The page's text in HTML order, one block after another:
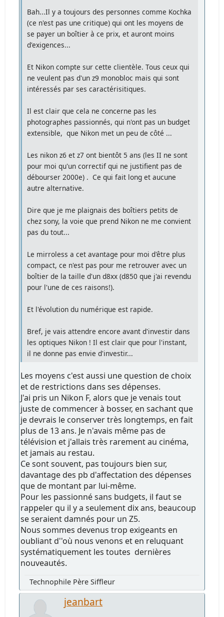
Bah...Il y a toujours des personnes comme Kochka
(ce n'est pas une critique) qui ont les moyens de
se payer un boîtier à ce prix, et auront moins
d'exigences...
Et Nikon compte sur cette clientèle. Tous ceux qui
ne veulent pas d'un z9 monobloc mais qui sont
intéressés par ses caractérisitiques.
Il est clair que cela ne concerne pas les
photographes passionnés, qui n'ont pas un budget
extensible, que Nikon met un peu de côté ...
Les nikon z6 et z7 ont bientôt 5 ans (les II ne sont
pour moi qu'un correctif qui ne justifient pas de
débourser 2000e) . Ce qui fait long et aucune
autre alternative.
Dire que je me plaignais des boîtiers petits de
chez sony, la voie que prend Nikon ne me convient
pas du tout...
Le mirroless a cet avantage pour moi d'être plus
compact, ce n'est pas pour me retrouver avec un
boîtier de la taille d'un d8xx (d850 que j'ai revendu
pour l'une de ces raisons!).
Et l'évolution du numérique est rapide.
Bref, je vais attendre encore avant d'investir dans
les optiques Nikon ! Il est clair que pour l'instant,
il ne donne pas envie d'investir...
Les moyens c'est aussi une question de choix
et de restrictions dans ses dépenses.
J'ai pris un Nikon F, alors que je venais tout
juste de commencer à bosser, en sachant que
je devrais le conserver très longtemps, en fait
plus de 13 ans. Je n'avais même pas de
télévision et j'allais très rarement au cinéma,
et jamais au restau.
Ce sont souvent, pas toujours bien sur,
davantage des pb d'affectation des dépenses
que de montant par lui-même.
Pour les passionné sans budgets, il faut se
rappeler qu il y a seulement dix ans, beaucoup
se seraient damnés pour un Z5.
Nous sommes devenus trop exigeants en
oubliant d''où nous venons et en reluquant
systématiquement les toutes dernières
nouveautés.
Technophile Père Siffleur
jeanbart